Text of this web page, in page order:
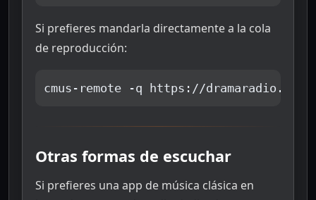
Si prefieres mandarla directamente a la cola
de reproducción:
cmus-remote -q https://
Otras formas de escuchar
Si prefieres una app de música clásica en